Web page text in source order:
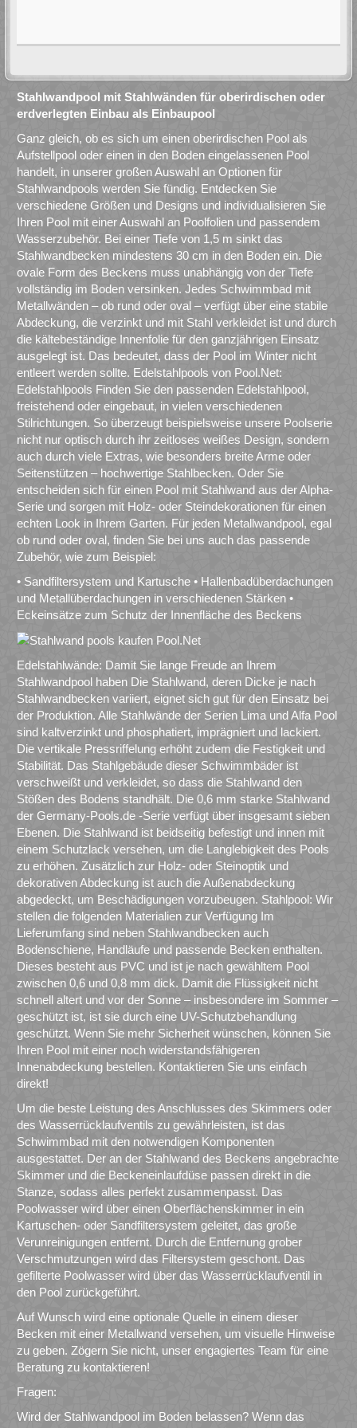
Stahlwandpool mit Stahlwänden für oberirdischen oder
erdverlegten Einbau als Einbaupool
Ganz gleich, ob es sich um einen oberirdischen Pool als
Aufstellpool oder einen in den Boden eingelassenen Pool
handelt, in unserer großen Auswahl an Optionen für
Stahlwandpools werden Sie fündig. Entdecken Sie
verschiedene Größen und Designs und individualisieren Sie
Ihren Pool mit einer Auswahl an Poolfolien und passendem
Wasserzubehör. Bei einer Tiefe von 1,5 m sinkt das
Stahlwandbecken mindestens 30 cm in den Boden ein. Die
ovale Form des Beckens muss unabhängig von der Tiefe
vollständig im Boden versinken. Jedes Schwimmbad mit
Metallwänden – ob rund oder oval – verfügt über eine stabile
Abdeckung, die verzinkt und mit Stahl verkleidet ist und durch
die kältebeständige Innenfolie für den ganzjährigen Einsatz
ausgelegt ist. Das bedeutet, dass der Pool im Winter nicht
entleert werden sollte. Edelstahlpools von Pool.Net:
Edelstahlpools Finden Sie den passenden Edelstahlpool,
freistehend oder eingebaut, in vielen verschiedenen
Stilrichtungen. So überzeugt beispielsweise unsere Poolserie
nicht nur optisch durch ihr zeitloses weißes Design, sondern
auch durch viele Extras, wie besonders breite Arme oder
Seitenstützen – hochwertige Stahlbecken. Oder Sie
entscheiden sich für einen Pool mit Stahlwand aus der Alpha-
Serie und sorgen mit Holz- oder Steindekorationen für einen
echten Look in Ihrem Garten. Für jeden Metallwandpool, egal
ob rund oder oval, finden Sie bei uns auch das passende
Zubehör, wie zum Beispiel:
• Sandfiltersystem und Kartusche • Hallenbadüberdachungen
und Metallüberdachungen in verschiedenen Stärken •
Eckeinsätze zum Schutz der Innenfläche des Beckens
Edelstahlwände: Damit Sie lange Freude an Ihrem
Stahlwandpool haben Die Stahlwand, deren Dicke je nach
Stahlwandbecken variiert, eignet sich gut für den Einsatz bei
der Produktion. Alle Stahlwände der Serien Lima und Alfa Pool
sind kaltverzinkt und phosphatiert, imprägniert und lackiert.
Die vertikale Pressriffelung erhöht zudem die Festigkeit und
Stabilität. Das Stahlgebäude dieser Schwimmbäder ist
verschweißt und verkleidet, so dass die Stahlwand den
Stößen des Bodens standhält. Die 0,6 mm starke Stahlwand
der Germany-Pools.de -Serie verfügt über insgesamt sieben
Ebenen. Die Stahlwand ist beidseitig befestigt und innen mit
einem Schutzlack versehen, um die Langlebigkeit des Pools
zu erhöhen. Zusätzlich zur Holz- oder Steinoptik und
dekorativen Abdeckung ist auch die Außenabdeckung
abgedeckt, um Beschädigungen vorzubeugen. Stahlpool: Wir
stellen die folgenden Materialien zur Verfügung Im
Lieferumfang sind neben Stahlwandbecken auch
Bodenschiene, Handläufe und passende Becken enthalten.
Dieses besteht aus PVC und ist je nach gewähltem Pool
zwischen 0,6 und 0,8 mm dick. Damit die Flüssigkeit nicht
schnell altert und vor der Sonne – insbesondere im Sommer –
geschützt ist, ist sie durch eine UV-Schutzbehandlung
geschützt. Wenn Sie mehr Sicherheit wünschen, können Sie
Ihren Pool mit einer noch widerstandsfähigeren
Innenabdeckung bestellen. Kontaktieren Sie uns einfach
direkt!
Um die beste Leistung des Anschlusses des Skimmers oder
des Wasserrücklaufventils zu gewährleisten, ist das
Schwimmbad mit den notwendigen Komponenten
ausgestattet. Der an der Stahlwand des Beckens angebrachte
Skimmer und die Beckeneinlaufdüse passen direkt in die
Stanze, sodass alles perfekt zusammenpasst. Das
Poolwasser wird über einen Oberflächenskimmer in ein
Kartuschen- oder Sandfiltersystem geleitet, das große
Verunreinigungen entfernt. Durch die Entfernung grober
Verschmutzungen wird das Filtersystem geschont. Das
gefilterte Poolwasser wird über das Wasserrücklaufventil in
den Pool zurückgeführt.
Auf Wunsch wird eine optionale Quelle in einem dieser
Becken mit einer Metallwand versehen, um visuelle Hinweise
zu geben. Zögern Sie nicht, unser engagiertes Team für eine
Beratung zu kontaktieren!
Fragen:
Wird der Stahlwandpool im Boden belassen? Wenn das